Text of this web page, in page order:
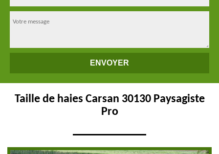
Taille de haies Carsan 30130 Paysagiste
Pro